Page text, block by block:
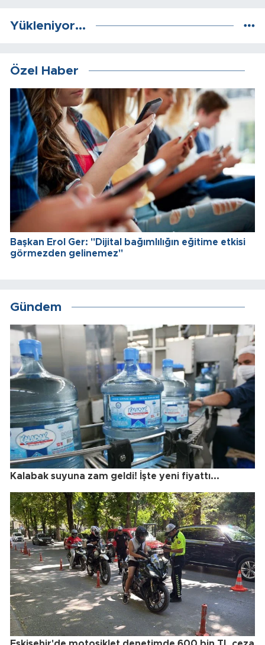
Yükleniyor...
Özel Haber
Başkan Erol Ger: "Dijital bağımlılığın eğitime etkisi
görmezden gelinemez"
Gündem
Kalabak suyuna zam geldi! İşte yeni fiyattı...